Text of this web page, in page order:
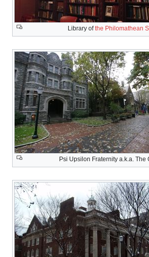
Library ofthe Philomathean
Psi Upsilon Fraternity a.k.a. The